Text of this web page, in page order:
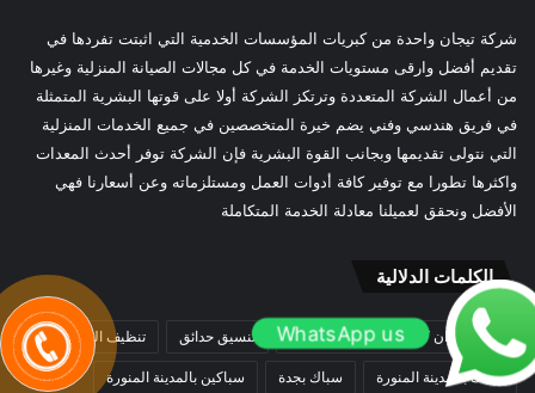
شركة تيجان واحدة من كبريات المؤسسات الخدمية التي اثبتت تفردها في
تقديم أفضل وارقى مستويات الخدمة في كل مجالات الصيانة المنزلية وغيرها
من أعمال الشركة المتعددة وترتكز الشركة أولا على قوتها البشرية المتمثلة
في فريق هندسي وفني يضم خيرة المتخصصين في جميع الخدمات المنزلية
التي نتولى تقديمها وبجانب القوة البشرية فإن الشركة توفر أحدث المعدات
واكثرها تطورا مع توفير كافة أدوات العمل ومستلزماته وعن أسعارنا فهي
الأفضل ونحقق لعميلنا معادلة الخدمة المتكاملة
الكلمات الدلالية
اصلاح افران كهربائية بالمدينة المنورة تنسيق حدائق تنظيف الزجاج
سباك بالمدينة المنورة سباك بجدة سباكين بالمدينة المنورة
WhatsApp us